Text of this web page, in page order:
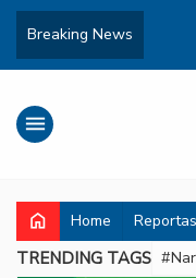
Breaking News
menu
home Home
TRENDING TAGS